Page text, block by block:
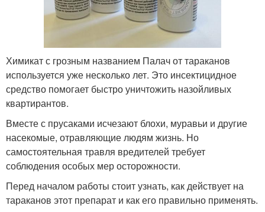
Химикат с грозным названием Палач от тараканов
используется уже несколько лет. Это инсектицидное
средство помогает быстро уничтожить назойливых
квартирантов.
Вместе с прусаками исчезают блохи, муравьи и другие
насекомые, отравляющие людям жизнь. Но
самостоятельная травля вредителей требует
соблюдения особых мер осторожности.
Перед началом работы стоит узнать, как действует на
тараканов этот препарат и как его правильно применять.